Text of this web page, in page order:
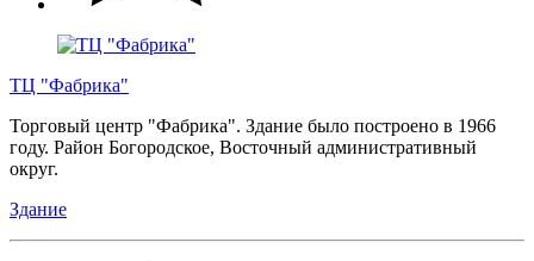
ТЦ "Фабрика"
Торговый центр "Фабрика". Здание было построено в 1966
году. Район Богородское, Восточный административный
округ.
Здание